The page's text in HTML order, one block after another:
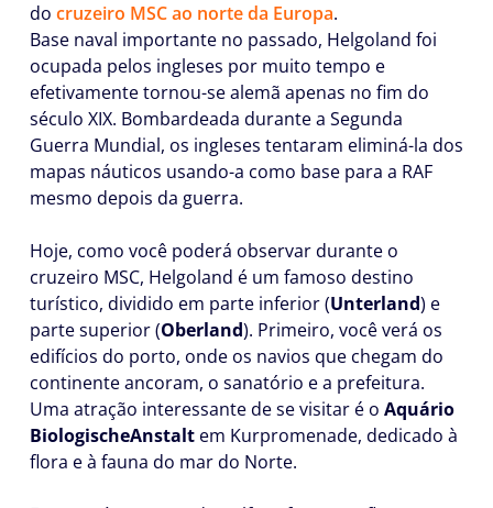
do cruzeiro MSC ao norte da Europa.
Base naval importante no passado, Helgoland foi
ocupada pelos ingleses por muito tempo e
efetivamente tornou-se alemã apenas no fim do
século XIX. Bombardeada durante a Segunda
Guerra Mundial, os ingleses tentaram eliminá-la dos
mapas náuticos usando-a como base para a RAF
mesmo depois da guerra.
Hoje, como você poderá observar durante o
cruzeiro MSC, Helgoland é um famoso destino
turístico, dividido em parte inferior (Unterland) e
parte superior (Oberland). Primeiro, você verá os
edifícios do porto, onde os navios que chegam do
continente ancoram, o sanatório e a prefeitura.
Uma atração interessante de se visitar é o Aquário
BiologischeAnstalt em Kurpromenade, dedicado à
flora e à fauna do mar do Norte.